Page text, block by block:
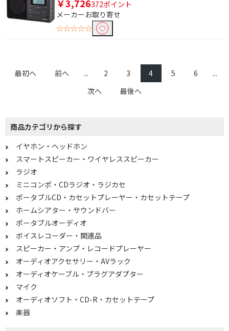
￥3,726372ポイント
メーカーお取り寄せ
☆☆☆☆☆
最初へ 前へ ... 2 3 4 5 6
...
次へ
最後へ
商品カテゴリから探す
イヤホン・ヘッドホン
スマートスピーカー・ワイヤレススピーカー
ラジオ
ミニコンポ・CDラジオ・ラジカセ
ポータブルCD・カセットプレーヤー・カセットテープ
ホームシアター・サウンドバー
ポータブルオーディオ
ボイスレコーダー・関連品
スピーカー・アンプ・レコードプレーヤー
オーディオアクセサリー・AVラック
オーディオケーブル・プラグアダプター
マイク
オーディオソフト・CD-R・カセットテープ
楽器
電源形式で絞り込む
USB電源
ハイレゾ対応
サイズで絞り込む
接続方式で絞り込む
φ3.5mmミニプラグ
φ3.5mm ミニプラグ
機能で絞り込む
ワイヤレス(左右分離)
ワイヤレス(ネックバン
防塵・防水機能で絞り込む